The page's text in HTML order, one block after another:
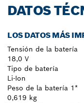
DATOS
LOS DATOS MÁS
Tensión de la batería
18,0 V
Tipo de batería
Li-Ion
Peso de la batería 1*
0,619 kg